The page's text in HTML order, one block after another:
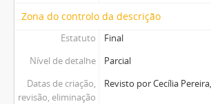
Zona do controlo da descrição
Estatuto
Final
Nível de detalhe
Parcial
Datas de criação,
revisão, eliminação
Revisto por Cecília